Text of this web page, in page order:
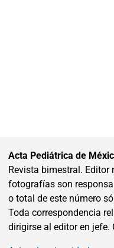
Acta Pediátrica de
Revista bimestral. Editor
fotografías son
o total de este número
Toda correspondencia
dirigirse al editor en jefe.